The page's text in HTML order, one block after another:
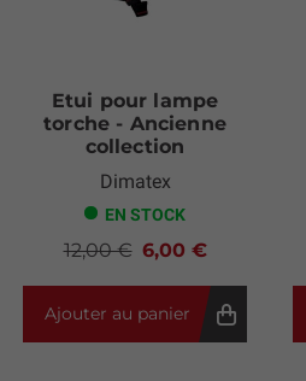
Etui pour lampe
torche - Ancienne
collection
Dimatex
EN STOCK
6,00 €
12,00 €
Ajouter au panier